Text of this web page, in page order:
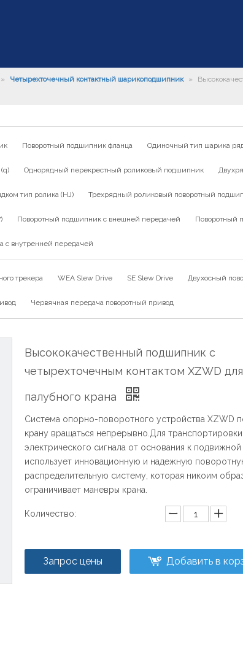
» Четырехточечный контактный шарикоподшипник »
Поворотный подшипник фланца Одиночный тип шарика
Однорядный перекрестный роликовый подшипник
тип ролика (HJ) Трехрядный роликовый поворотный
Поворотный подшипник с внешней передачей Поворотный
с внутренней передачей
трекера WEA Slew Drive SE Slew Drive Двухосный
Червячная передача поворотный привод
Высококачественный подшипник с
четырехточечным контактом XZWD для
палубного крана
Система опорно-поворотного устройства XZWD
крану вращаться непрерывно.Для
электрического сигнала от основания к
использует инновационную и надежную
распределительную систему, которая никоим
ограничивает маневры крана.
Количество:
Запрос цены Добавить в